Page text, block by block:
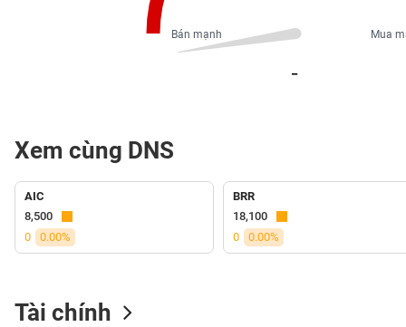
Mua
Bán mạnh
Xem cùng DNS
AIC
8,500
0
0.00%
BRR
18,100
0
0.00%
Tài chính
Ngành
(-)
VS-
SECTOR